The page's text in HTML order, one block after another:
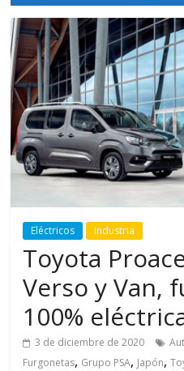
Eléctricos Industria
Toyota
Verso y Van,
100%
3 de diciembre de 2020
Furgonetas, Grupo PSA, Japón,